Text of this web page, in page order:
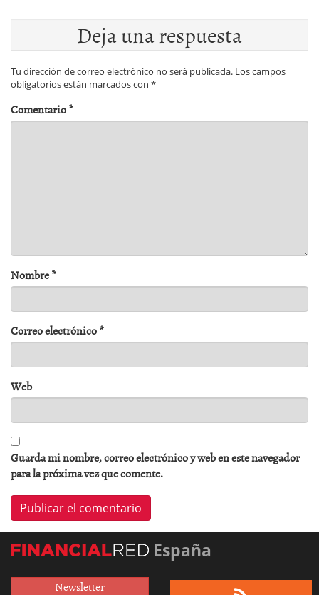
Deja una respuesta
Tu dirección de correo electrónico no será publicada. Los campos
obligatorios están marcados con *
Comentario*
Nombre*
Correo electrónico*
Web
Guarda mi nombre, correo electrónico y web en este navegador
para la próxima vez que comente.
España
Newsletter